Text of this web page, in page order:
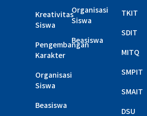
Kreativitas
Siswa
Pengembangan
Karakter
Organisasi
Siswa
Beasiswa
Organisasi
Siswa
Beasiswa
TKIT
SDIT
MITQ
SMPIT
SMAIT
DSU